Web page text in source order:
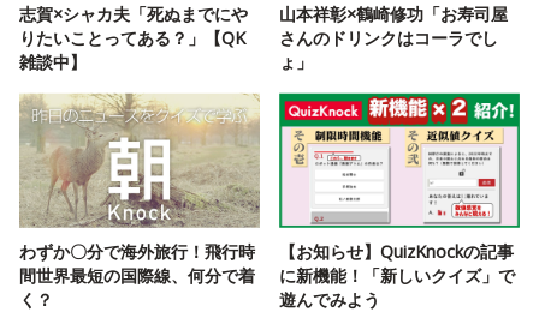
志賀×シャカ夫「死ぬまでにや
りたいことってある？」【QK
雑談中】
山本祥彰×鶴崎修功「お寿司屋
さんのドリンクはコーラでし
ょ」
わずか〇分で海外旅行！飛行時
間世界最短の国際線、何分で着
く？
【お知らせ】QuizKnockの記事
に新機能！「新しいクイズ」で
遊んでみよう